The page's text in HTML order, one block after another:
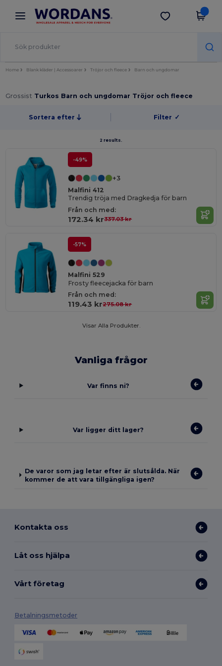
× Wordans-app
Bättre priser i appen!
Hämta app
Home Blank kläder | Accessoarer Tröjor och fleece Barn och ungdomar
Grossist Turkos Barn och ungdomar Tröjor och fleece
Sortera efter Filter ✓
2 results.
-49%
+3
Malfini 412
Trendig tröja med Dragkedja för barn
Från och med:
172.34 kr337.03 kr
-57%
Malfini 529
Frosty fleecejacka för barn
Från och med:
119.43 kr275.08 kr
Visar Alla Produkter.
Vanliga frågor
Var finns ni?
Var ligger ditt lager?
De varor som jag letar efter är slutsålda. När
kommer de att vara tillgängliga igen?
Kontakta oss
Låt oss hjälpa
Vårt företag
Betalningsmetoder